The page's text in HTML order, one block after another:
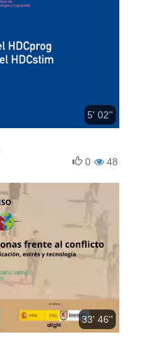
5' 02''
48
0
33' 46''